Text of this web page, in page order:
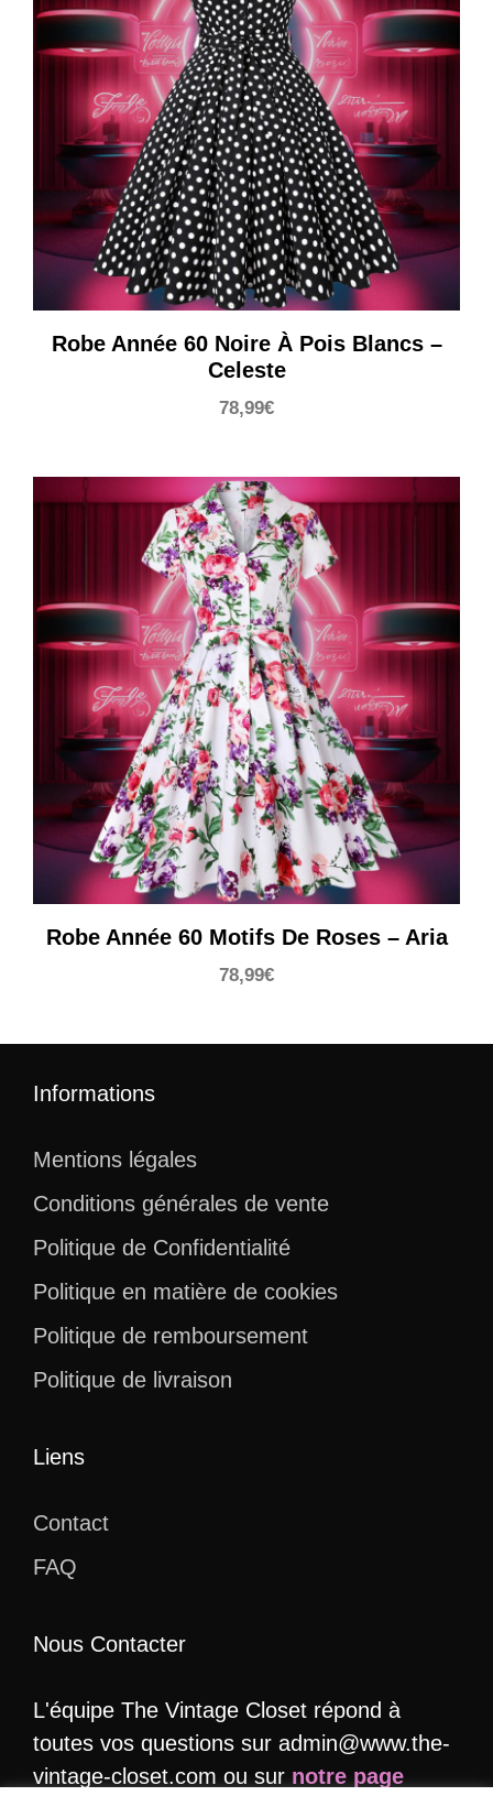
Robe Année 60 Noire À Pois Blancs –
Celeste
78,99€
Robe Année 60 Motifs De Roses – Aria
78,99€
Informations
Mentions légales
Conditions générales de vente
Politique de Confidentialité
Politique en matière de cookies
Politique de remboursement
Politique de livraison
Liens
Contact
FAQ
Nous Contacter
L'équipe The Vintage Closet répond à
toutes vos questions sur admin@www.the-
vintage-closet.com ou sur notre page